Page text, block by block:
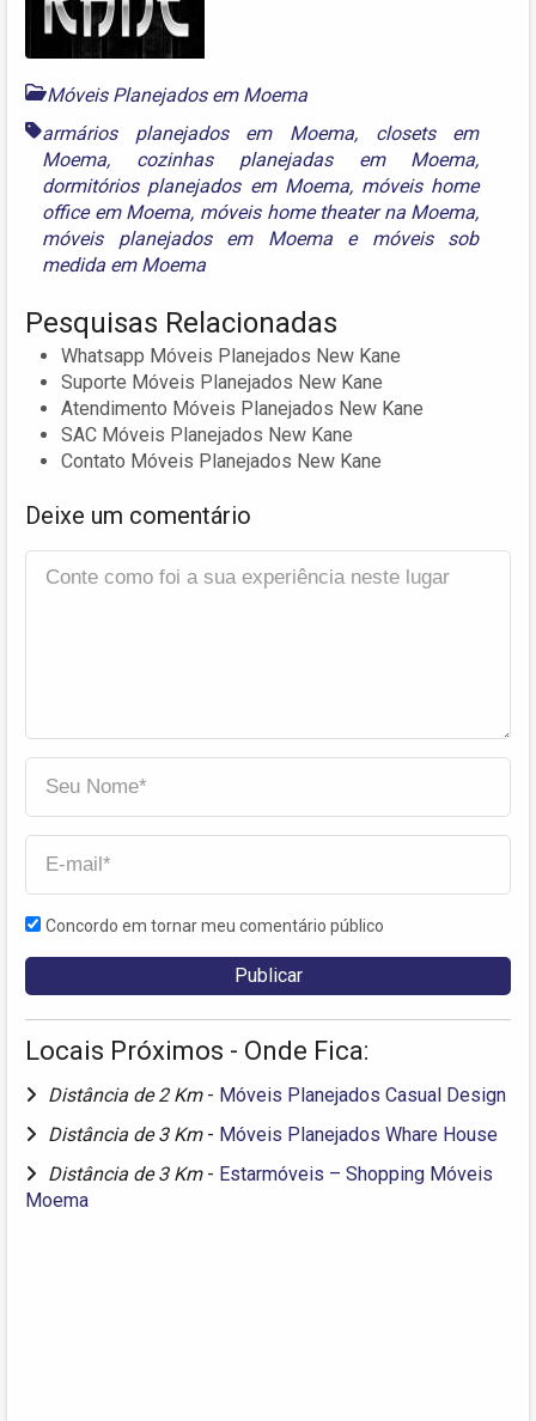
Móveis Planejados em Moema
armários planejados em Moema, closets em
Moema, cozinhas planejadas em Moema,
dormitórios planejados em Moema, móveis home
office em Moema, móveis home theater na Moema,
móveis planejados em Moemae móveis sob
medida em Moema
Pesquisas Relacionadas
Whatsapp Móveis Planejados New Kane
Suporte Móveis Planejados New Kane
Atendimento Móveis Planejados New Kane
SAC Móveis Planejados New Kane
Contato Móveis Planejados New Kane
Deixe um comentário
Concordo em tornar meu comentário público
Locais Próximos - Onde Fica:
Distância de 2 Km - Móveis Planejados Casual Design
Distância de 3 Km - Móveis Planejados Whare House
Distância de 3 Km - Estarmóveis – Shopping Móveis
Moema